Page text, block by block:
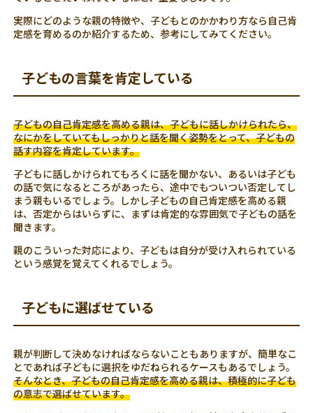
実際にどのような親の特徴や、子どもとのかかわり方なら自己肯
定感を育めるのか紹介するため、参考にしてみてください。
子どもの言葉を肯定している
子どもの自己肯定感を高める親は、子どもに話しかけられたら、
なにかをしていてもしっかりと話を聞く姿勢をとって、子どもの
話す内容を肯定しています。
子どもに話しかけられてもろくに話を聞かない、あるいは子ども
の話で気になるところがあったら、途中でもついつい否定してし
まう親もいるでしょう。しかし子どもの自己肯定感を高める親
は、否定からはいらずに、まずは肯定的な雰囲気で子どもの話を
聞きます。
親のこういった対応により、子どもは自分が受け入れられている
という感覚を覚えてくれるでしょう。
子どもに選ばせている
親が判断して決めなければならないこともありますが、簡単なこ
とであれば子どもに選択をゆだねられるケースもあるでしょう。
そんなとき、子どもの自己肯定感を高める親は、積極的に子ども
の意志で選ばせています。